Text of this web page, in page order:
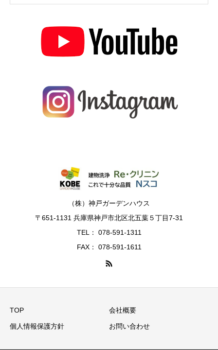
（株）神戸ガーデンハウス
〒651-1131 兵庫県神戸市北区北五葉５丁目7-31
TEL： 078-591-1311
FAX： 078-591-1611
TOP 会社概要
個人情報保護方針 お問い合わせ